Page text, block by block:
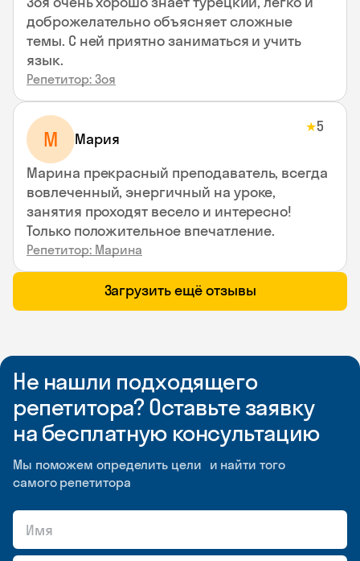
доброжелательно объясняет сложные
темы. С ней приятно заниматься и учить
язык.
Репетитор: Зоя
М Мария
★5
Марина прекрасный преподаватель, всегда
вовлеченный, энергичный на уроке,
занятия проходят весело и интересно!
Только положительное впечатление.
Репетитор: Марина
Загрузить ещё отзывы
Не нашли подходящего
репетитора? Оставьте заявку
на бесплатную консультацию
Мы поможем определить цели и найти того
самого репетитора